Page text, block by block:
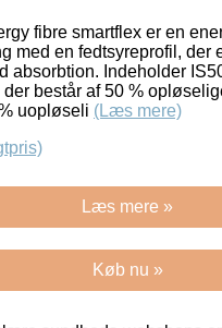
fibre smartflex er en
med en fedtsyreprofil, der
absorbtion. Indeholder
består af 50 %
uopløseli (Læs mere)
Læs mere »
Køb nu »